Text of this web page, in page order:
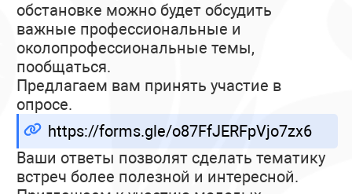
обстановке можно будет обсудить
важные профессиональные и
околопрофессиональные темы,
пообщаться.
Предлагаем вам принять участие в
опросе.
https://forms.gle/o87FfJERFpVjo7zx6
Ваши ответы позволят сделать тематику
встреч более полезной и интересной.